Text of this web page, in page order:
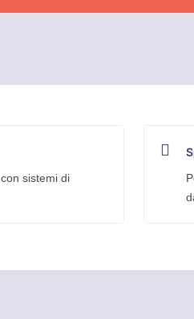
sistemi di